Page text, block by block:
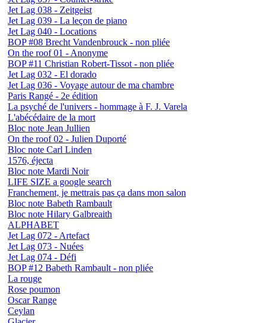
Jet Lag 038 - Zeitgeist
Jet Lag 039 - La leçon de piano
Jet Lag 040 - Locations
BOP #08 Brecht Vandenbrouck - non pliée
On the roof 01 - Anonyme
BOP #11 Christian Robert-Tissot - non pliée
Jet Lag 032 - El dorado
Jet Lag 036 - Voyage autour de ma chambre
Paris Rangé - 2e édition
La psyché de l'univers - hommage à F. J. Varela
L'abécédaire de la mort
Bloc note Jean Jullien
On the roof 02 - Julien Duporté
Bloc note Carl Linden
1576, éjecta
Bloc note Mardi Noir
LIFE SIZE a google search
Franchement, je mettrais pas ça dans mon salon
Bloc note Babeth Rambault
Bloc note Hilary Galbreaith
ALPHABET
Jet Lag 072 - Artefact
Jet Lag 073 - Nuées
Jet Lag 074 - Défi
BOP #12 Babeth Rambault - non pliée
La rouge
Rose poumon
Oscar Range
Ceylan